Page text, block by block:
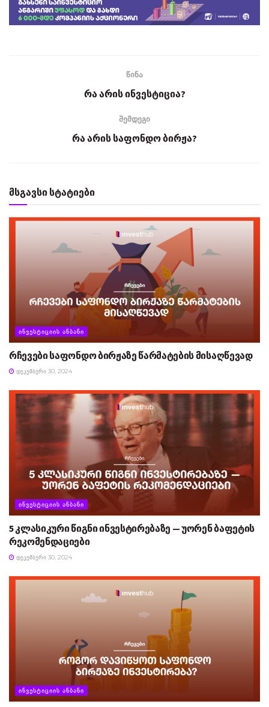
წინა
რა არის ინვესტიცია?
შემდეგი
რა არის საფონდო ბირჟა?
მსგავსი სტატიები
ᲘᲜᲕᲔᲡᲢᲘᲪᲘᲘᲡ ᲐᲜᲑᲐᲜᲘ
რჩევები საფონდო ბირჟაზე წარმატების მისაღწევად
ᲓᲔᲙᲔᲛᲑᲔᲠᲘ 30, 2024
ᲘᲜᲕᲔᲡᲢᲘᲪᲘᲘᲡ ᲐᲜᲑᲐᲜᲘ
5 კლასიკური წიგნი ინვესტირებაზე — უორენ ბაფეტის
რეკომენდაციები
ᲓᲔᲙᲔᲛᲑᲔᲠᲘ 30, 2024
ᲘᲜᲕᲔᲡᲢᲘᲪᲘᲘᲡ ᲐᲜᲑᲐᲜᲘ